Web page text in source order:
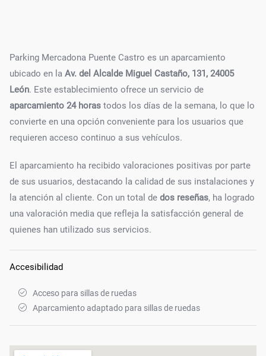
Parking Mercadona Puente Castro es un aparcamiento
ubicado en la Av. del Alcalde Miguel Castaño, 131, 24005
León. Este establecimiento ofrece un servicio de
aparcamiento 24 horas todos los días de la semana, lo que lo
convierte en una opción conveniente para los usuarios que
requieren acceso continuo a sus vehículos.
El aparcamiento ha recibido valoraciones positivas por parte
de sus usuarios, destacando la calidad de sus instalaciones y
la atención al cliente. Con un total de dos reseñas, ha logrado
una valoración media que refleja la satisfacción general de
quienes han utilizado sus servicios.
Accesibilidad
Acceso para sillas de ruedas
Aparcamiento adaptado para sillas de ruedas